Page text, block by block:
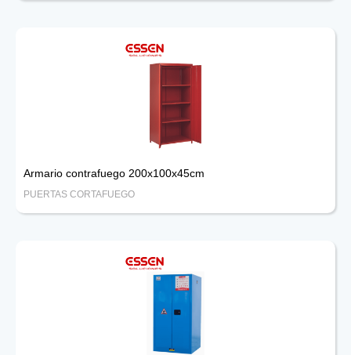
Armario contrafuego 200x100x45cm
PUERTAS CORTAFUEGO